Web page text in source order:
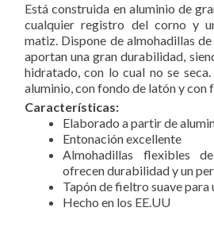
Está construida en aluminio de
cualquier registro del corno y
matiz. Dispone de almohadillas
aportan una gran durabilidad,
hidratado, con lo cual no se
aluminio, con fondo de latón y con
Características:
Elaborado a partir de
Entonación excellente
Almohadillas flexibles
ofrecen durabilidad y un
Tapón de fieltro suave
Hecho en los EE.UU